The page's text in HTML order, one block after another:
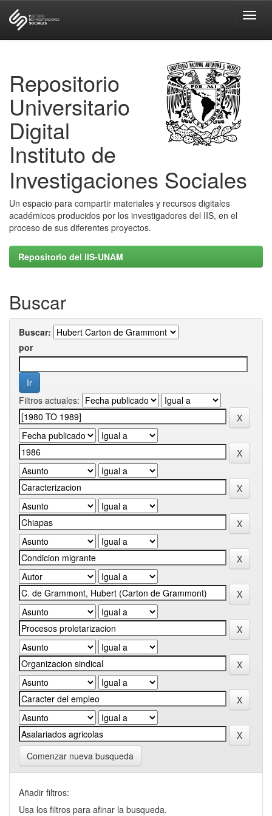
Repositorio
Universitario
Digital
Instituto de
Investigaciones Sociales
Un espacio para compartir materiales y recursos digitales
académicos producidos por los investigadores del IIS, en el
proceso de sus diferentes proyectos.
Repositorio del IIS-UNAM
Buscar
Buscar:
por
Filtros actuales:
Comenzar nueva busqueda
Añadir filtros:
Usa los filtros para afinar la busqueda.